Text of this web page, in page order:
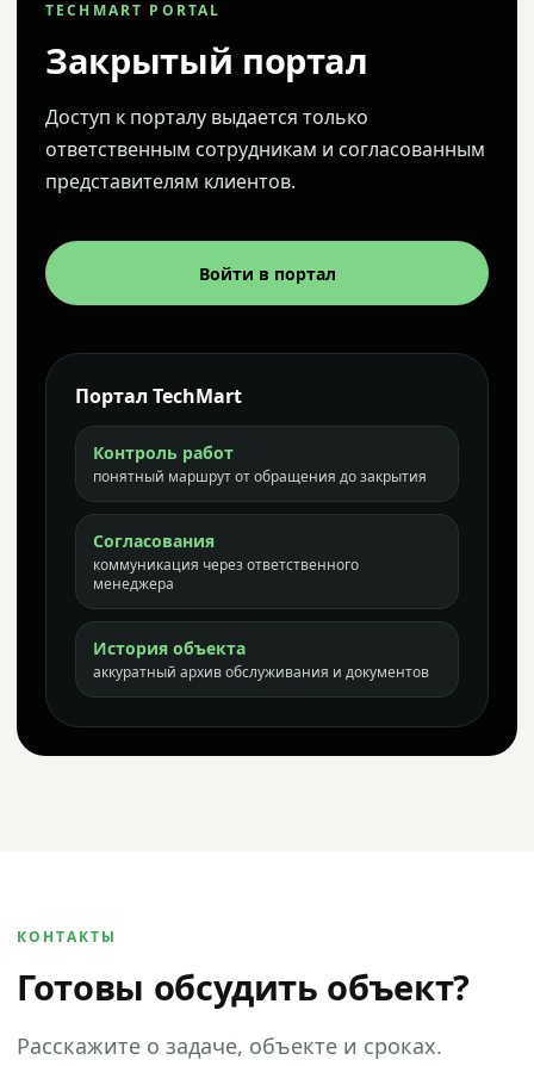
TECHMART PORTAL
Закрытый портал
Доступ к порталу выдается только
ответственным сотрудникам и согласованным
представителям клиентов.
Войти в портал
Портал TechMart
Контроль работ
понятный маршрут от обращения до закрытия
Согласования
коммуникация через ответственного
менеджера
История объекта
аккуратный архив обслуживания и документов
КОНТАКТЫ
Готовы обсудить объект?
Расскажите о задаче, объекте и сроках.